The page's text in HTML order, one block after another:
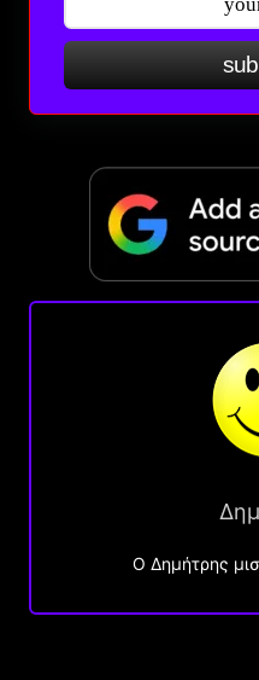
O Δημήτρης